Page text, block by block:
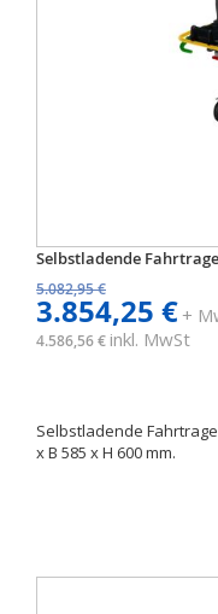
Selbstladende
5.082,95 €
3.854,25 €+
4.586,56 € inkl. MwSt
Selbstladende
x B 585 x H 600 mm.